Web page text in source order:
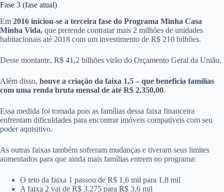
Fase 3 (fase atual)
Em 2016 iniciou-se a terceira fase do Programa Minha Casa
Minha Vida, que pretende contratar mais 2 milhões de unidades
habitacionais até 2018 com um investimento de R$ 210 bilhões.
Desse montante, R$ 41,2 bilhões virão do Orçamento Geral da União.
Além disso, houve a criação da faixa 1,5 – que beneficia famílias
com uma renda bruta mensal de até R$ 2.350,00.
Essa medida foi tomada pois as famílias dessa faixa financeira
enfrentam dificuldades para encontrar imóveis compatíveis com seu
poder aquisitivo.
As outras faixas também sofreram mudanças e tiveram seus limites
aumentados para que ainda mais famílias entrem no programa:
O teto da faixa 1 passou de R$ 1,6 mil para 1,8 mil
A faixa 2 vai de R$ 3.275 para R$ 3,6 mil